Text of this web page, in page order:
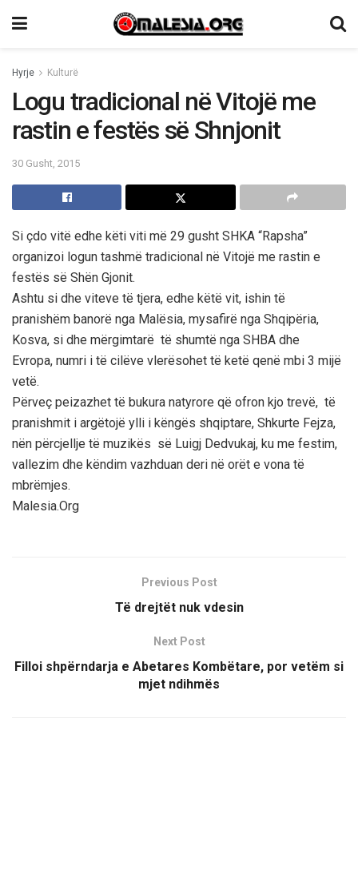
Hyrje Kulturë
Logu tradicional në Vitojë me
rastin e festës së Shnjonit
30 Gusht, 2015
Si çdo vitë edhe këti viti më 29 gusht SHKA “Rapsha”
organizoi logun tashmë tradicional në Vitojë me rastin e
festës së Shën Gjonit.
Ashtu si dhe viteve të tjera, edhe këtë vit, ishin të
pranishëm banorë nga Malësia, mysafirë nga Shqipëria,
Kosva, si dhe mërgimtarë të shumtë nga SHBA dhe
Evropa, numri i të cilëve vlerësohet të ketë qenë mbi 3 mijë
vetë.
Përveç peizazhet të bukura natyrore që ofron kjo trevë, të
pranishmit i argëtojë ylli i këngës shqiptare, Shkurte Fejza,
nën përcjellje të muzikës së Luigj Dedvukaj, ku me festim,
vallezim dhe këndim vazhduan deri në orët e vona të
mbrëmjes.
Malesia.Org
Previous Post
Të drejtët nuk vdesin
Next Post
Filloi shpërndarja e Abetares Kombëtare, por vetëm si
mjet ndihmës